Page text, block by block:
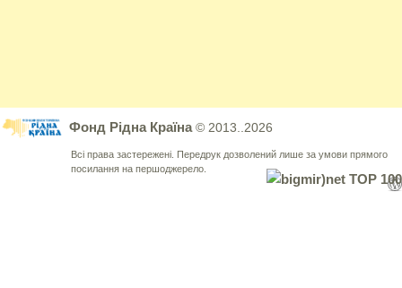
Фонд Рідна Країна© 2013..2026
Всі права застережені. Передрук дозволений лише за умови прямого
посилання на першоджерело.